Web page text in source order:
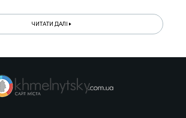
ЧИТАТИ ДАЛІ